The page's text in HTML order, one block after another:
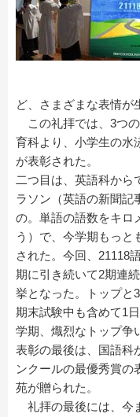
ど、さまざまな表情が
この礼拝では、3つ
育科より、小学生の水
が表彰された。
二つ目は、英語科から
ラソン（英語の新聞記
の。単語の語数をキロ
う）で、今学期もっと
された。今回、21118
期に引き続いて2期連
挙となった。トップと
期末試験中も含めて1
学期、熾烈なトップ争
表彰の最後は、国語科
ンクールの最優秀賞の
苑が贈られた。
礼拝の最後には、今